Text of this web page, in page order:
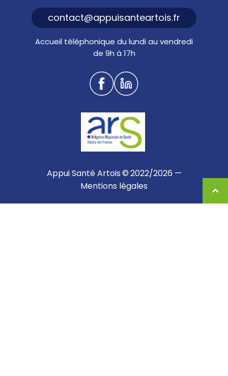
contact@appuisanteartois.fr
Accueil téléphonique du lundi au vendredi
de 9h à 17h
Appui Santé Artois © 2022/2026 —
Mentions légales